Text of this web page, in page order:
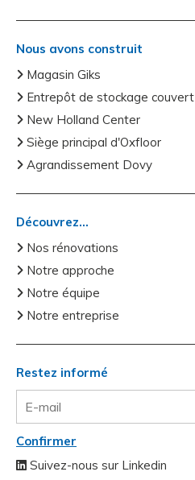
Nous avons construit
Magasin Giks
Entrepôt de stockage couvert
New Holland Center
Siège principal d'Oxfloor
Agrandissement Dovy
Découvrez...
Nos rénovations
Notre approche
Notre équipe
Notre entreprise
Restez informé
Confirmer
Suivez-nous sur Linkedin